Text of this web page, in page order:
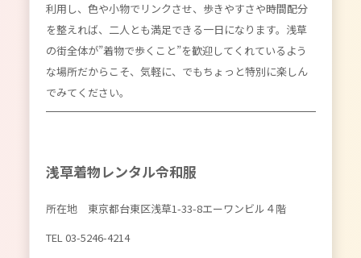
利用し、色や小物でリンクさせ、歩きやすさや時間配分
を整えれば、二人とも満足できる一日になります。浅草
の街全体が”着物で歩くこと”を歓迎してくれているよう
な場所だからこそ、気軽に、でもちょっと特別に楽しん
でみてください。
浅草着物レンタル令和服
所在地 東京都台東区浅草1-33-8エーワンビル４階
TEL 03-5246-4214